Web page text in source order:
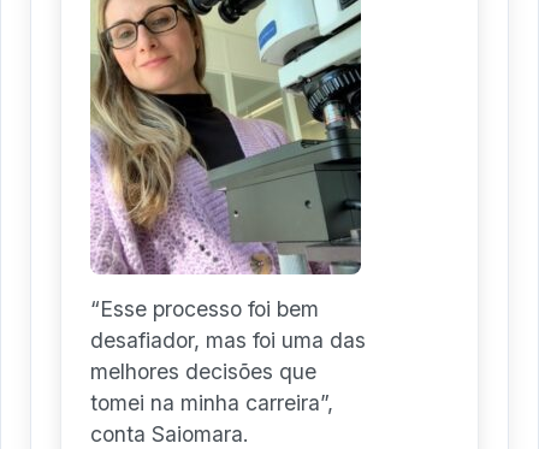
“Esse processo foi bem
desafiador, mas foi uma das
melhores decisões que
tomei na minha carreira”,
conta Saiomara.